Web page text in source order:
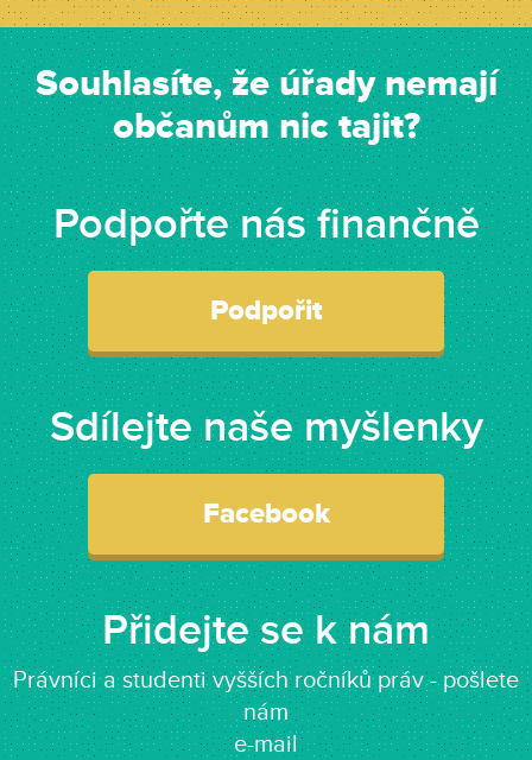
Souhlasíte, že úřady nemají
občanům nic tajit?
Podpořte nás finančně
Podpořit
Sdílejte naše myšlenky
Facebook
Přidejte se k nám
Právníci a studenti vyšších ročníků práv - pošlete
nám
e-mail